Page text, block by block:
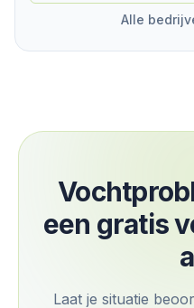
Alle
een gratis
Laat je situatie